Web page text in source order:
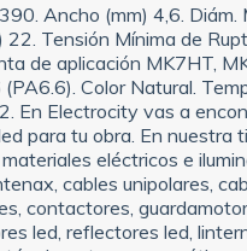
Ancho (mm) 4,6. Diám.
Tensión Mínima de
de aplicación MK7HT,
Color Natural.
En Electrocity vas a
para tu obra. En nuestra
eléctricos e
cables unipolares,
contactores,
led, reflectores led,